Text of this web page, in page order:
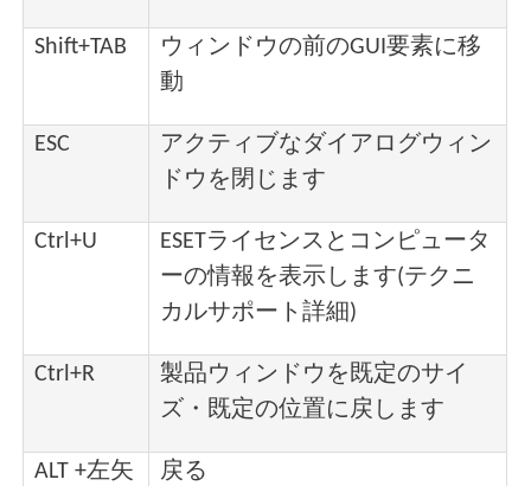
Shift+TAB
ウィンドウの前のGUI要素に移
動
ESC
アクティブなダイアログウィン
ドウを閉じます
Ctrl+U
ESETライセンスとコンピュータ
ーの情報を表示します(テクニ
カルサポート詳細)
Ctrl+R
製品ウィンドウを既定のサイ
ズ・既定の位置に戻します
ALT +左矢
戻る